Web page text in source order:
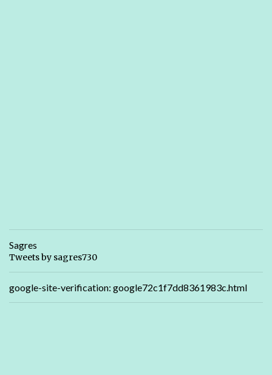
Sagres
Tweets by sagres730
google-site-verification: google72c1f7dd8361983c.html